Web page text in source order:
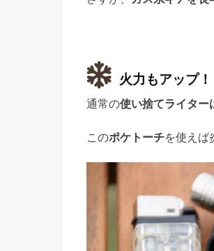
火力もアップ！
通常の使い捨てライタ
このポケトーチを使えば